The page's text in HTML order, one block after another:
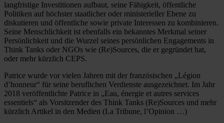
langfristige Investitionen aufbaut, seine Fähigkeit, öffentliche
Politiken auf höchster staatlicher oder ministerieller Ebene zu
diskutieren und öffentliche sowie private Interessen zu kombinieren.
Seine Menschlichkeit ist ebenfalls ein bekanntes Merkmal seiner
Persönlichkeit und die Wurzel seines persönlichen Engagements in
Think Tanks oder NGOs wie (Re)Sources, die er gegründet hat,
oder mehr kürzlich CEPS.
Patrice wurde vor vielen Jahren mit der französischen „Légion
d’honneur“ für seine beruflichen Verdienste ausgezeichnet. Im Jahr
2018 veröffentlichte Patrice in „Eau, énergie et autres services
essentiels“ als Vorsitzender des Think Tanks (Re)Sources und mehr
kürzlich Artikel in den Medien (La Tribune, l’Opinion …)